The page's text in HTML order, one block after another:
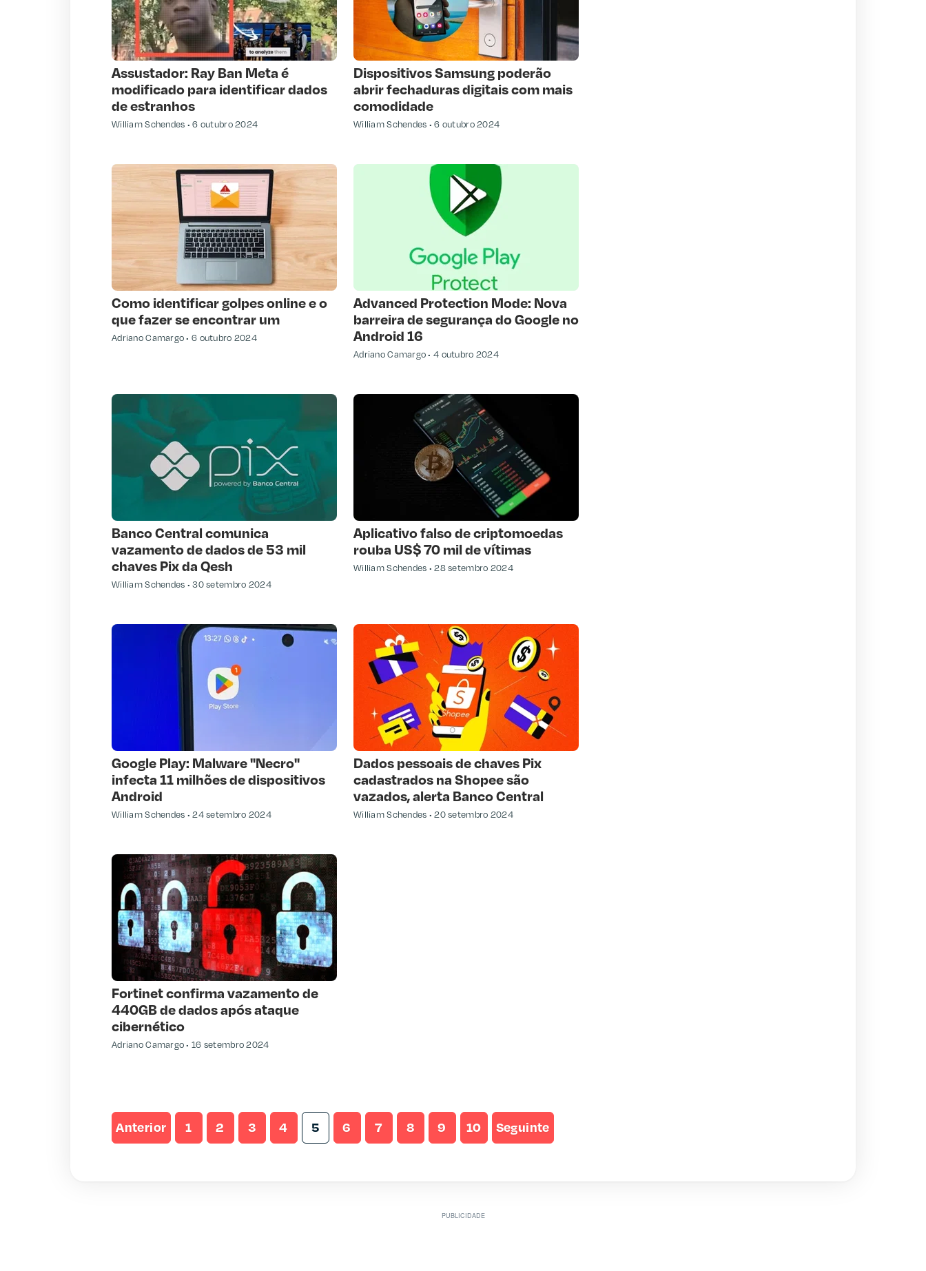
Assustador: Ray Ban Meta é
modificado para identificar dados
de estranhos
William Schendes 6 outubro 2024
Dispositivos Samsung poderão
abrir fechaduras digitais com mais
comodidade
William Schendes 6 outubro 2024
Como identificar golpes online e o
que fazer se encontrar um
Adriano Camargo 6 outubro 2024
Advanced Protection Mode: Nova
barreira de segurança do Google no
Android 16
Adriano Camargo 4 outubro 2024
Banco Central comunica
vazamento de dados de 53 mil
chaves Pix da Qesh
William Schendes 30 setembro 2024
Aplicativo falso de criptomoedas
rouba US$ 70 mil de vítimas
William Schendes 28 setembro 2024
Google Play: Malware "Necro"
infecta 11 milhões de dispositivos
Android
William Schendes 24 setembro 2024
Dados pessoais de chaves Pix
cadastrados na Shopee são
vazados, alerta Banco Central
William Schendes 20 setembro 2024
Fortinet confirma vazamento de
440GB de dados após ataque
cibernético
Adriano Camargo 16 setembro 2024
Anterior 1 2 3 4 5 6 7 8 9 10 Seguinte